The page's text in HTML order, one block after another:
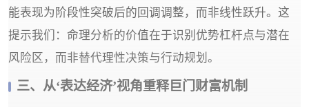
能表现为阶段性突破后的回调调整，而非线性跃升。这
提示我们：命理分析的价值在于识别优势杠杆点与潜在
风险区，而非替代理性决策与行动规划。
三、从‘表达经济’视角重释巨门财富机制